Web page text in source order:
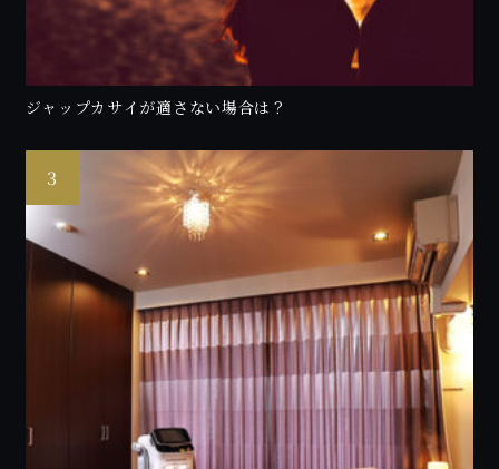
ジャップカサイが適さない場合は？